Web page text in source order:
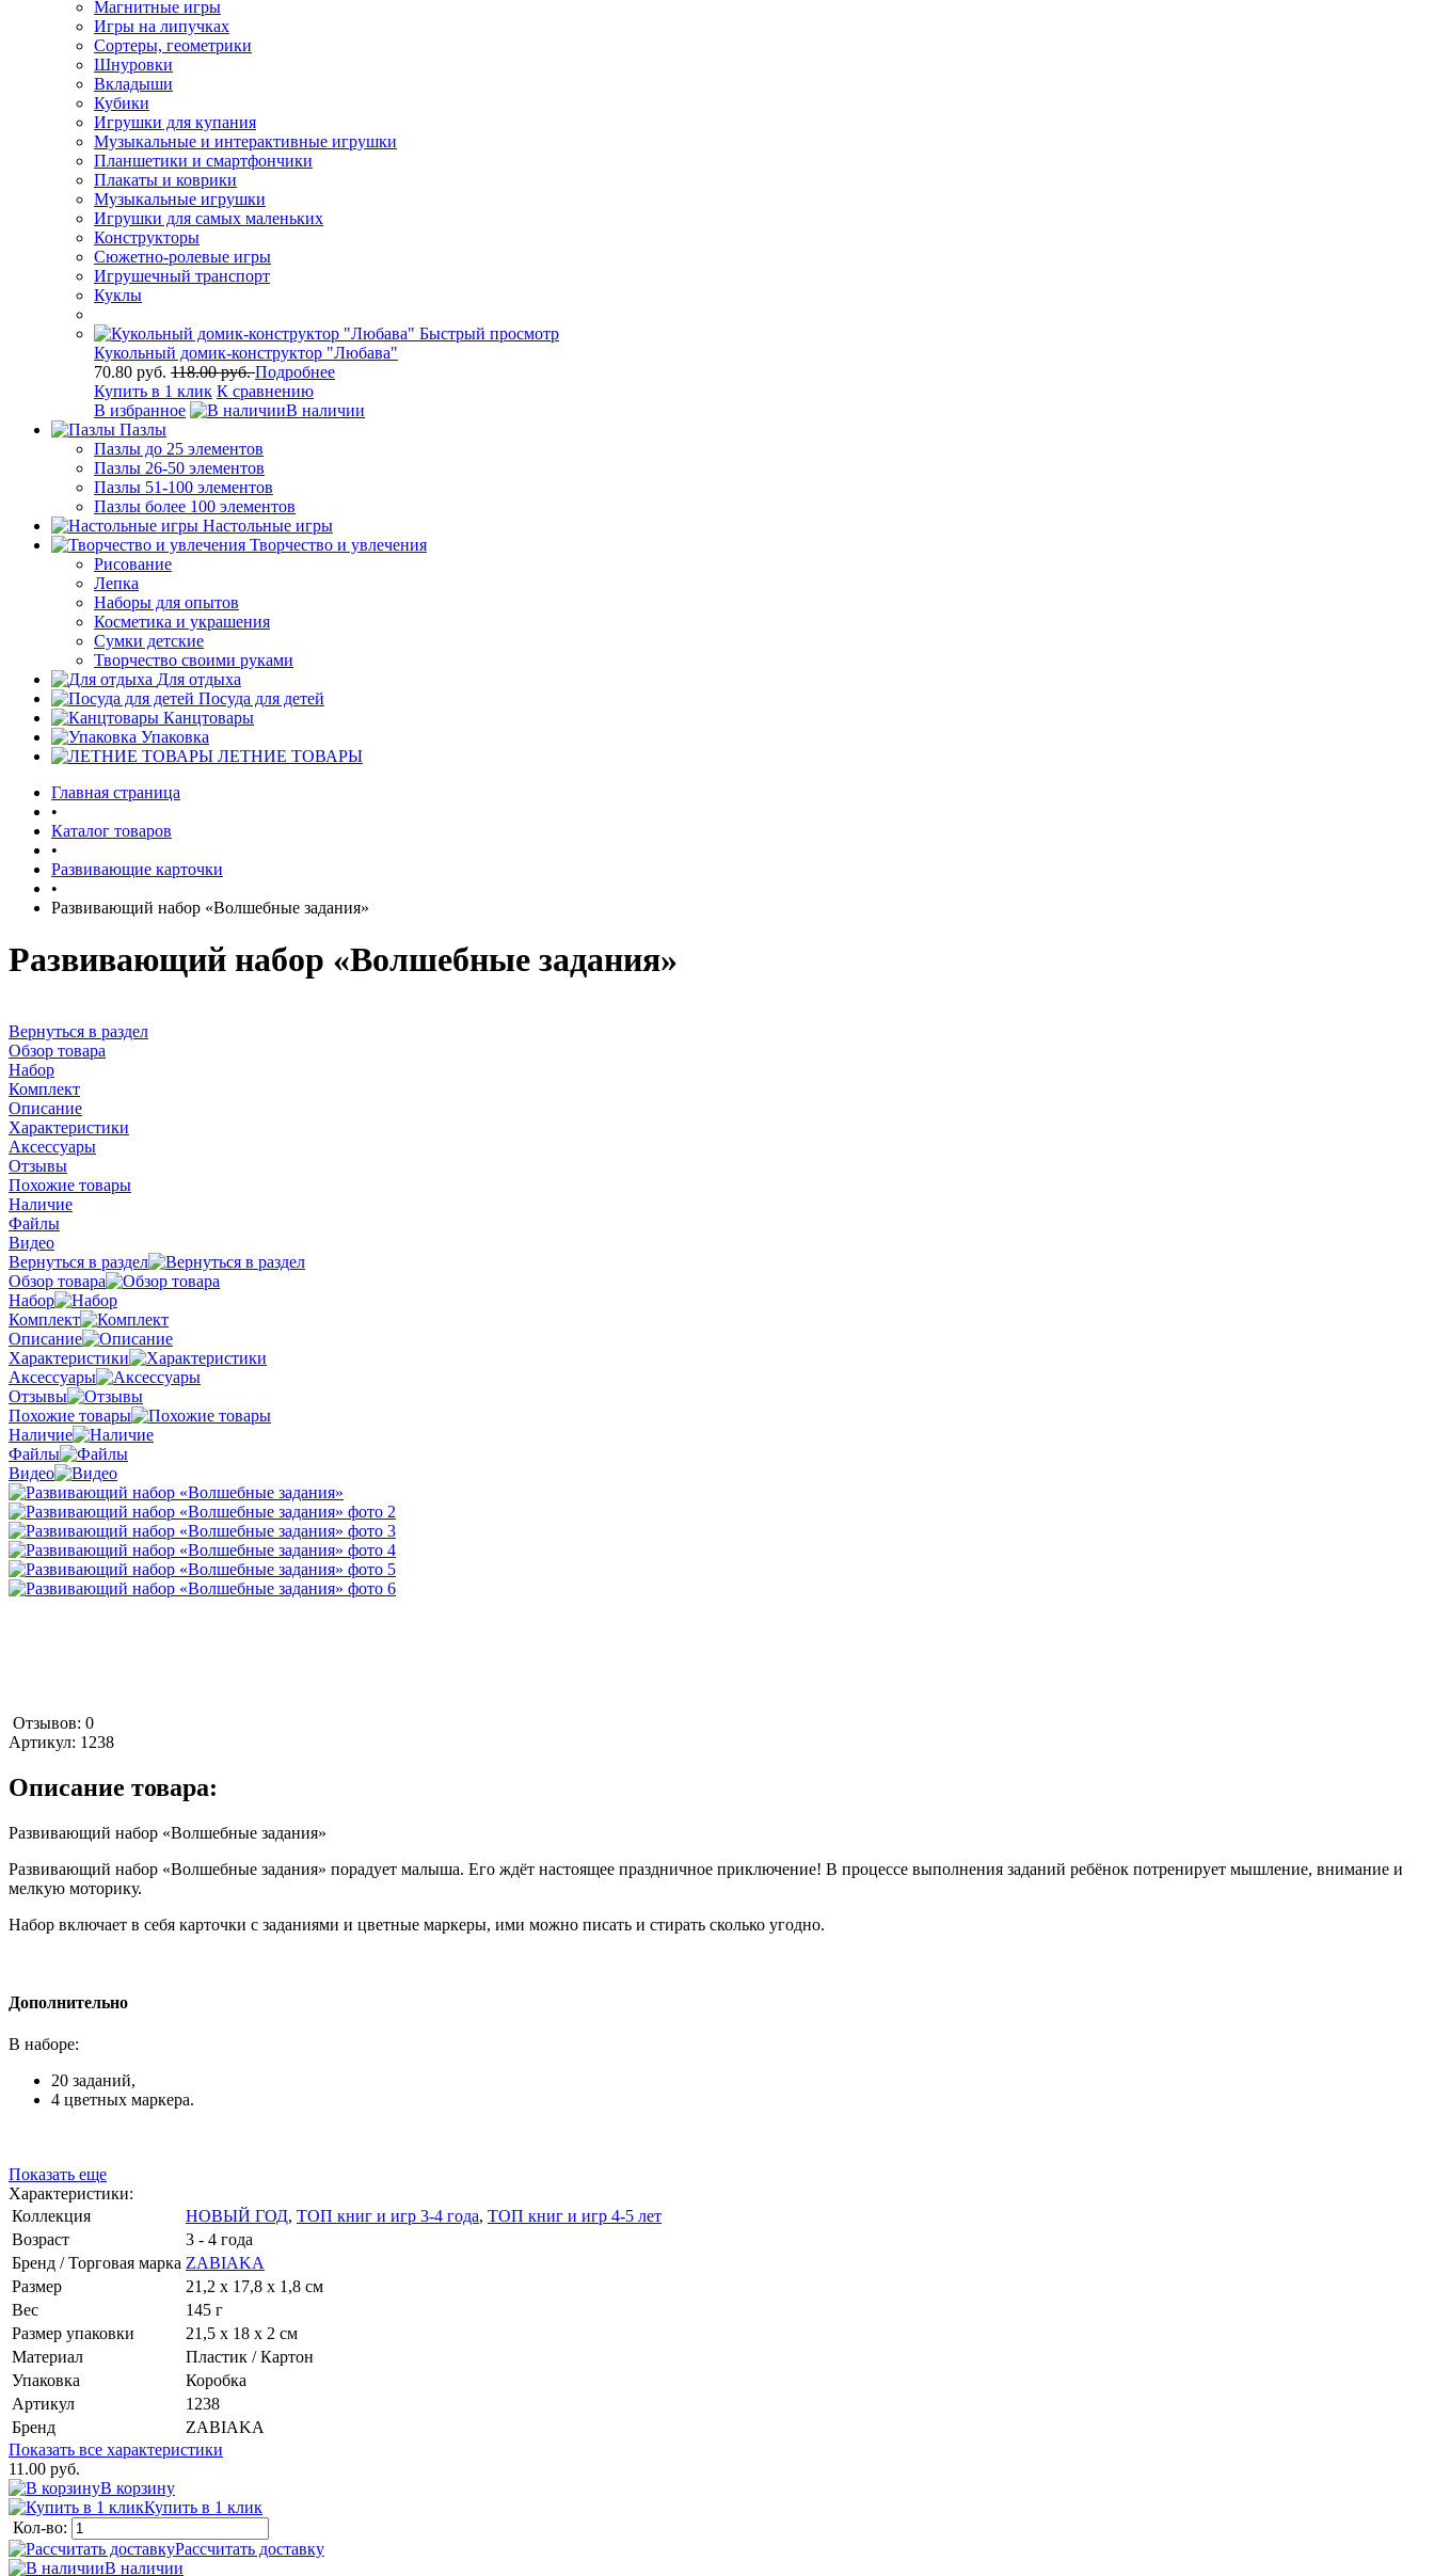
Магнитные игры
Игры на липучках
Сортеры, геометрики
Шнуровки
Вкладыши
Кубики
Игрушки для купания
Музыкальные и интерактивные игрушки
Планшетики и смартфончики
Плакаты и коврики
Музыкальные игрушки
Игрушки для самых маленьких
Конструкторы
Сюжетно-ролевые игры
Игрушечный транспорт
Куклы
Быстрый просмотр
Кукольный домик-конструктор "Любава"
70.80 руб. 118.00 руб.Подробнее
Купить в 1 клик К сравнению
В избранное
В наличии
Пазлы
Пазлы до 25 элементов
Пазлы 26-50 элементов
Пазлы 51-100 элементов
Пазлы более 100 элементов
Настольные игры
Творчество и увлечения
Рисование
Лепка
Наборы для опытов
Косметика и украшения
Сумки детские
Творчество своими руками
Для отдыха
Посуда для детей
Канцтовары
Упаковка
ЛЕТНИЕ ТОВАРЫ
Главная страница
•
Каталог товаров
•
Развивающие карточки
•
Развивающий набор «Волшебные задания»
Развивающий набор «Волшебные задания»
Вернуться в раздел
Обзор товара
Набор
Комплект
Описание
Характеристики
Аксессуары
Отзывы
Похожие товары
Наличие
Файлы
Видео
Вернуться в раздел
Обзор товара
Набор
Комплект
Описание
Характеристики
Аксессуары
Отзывы
Похожие товары
Наличие
Файлы
Видео
Отзывов: 0
Артикул: 1238
Описание товара:
Развивающий набор «Волшебные задания»
Развивающий набор «Волшебные задания» порадует малыша. Его ждёт настоящее праздничное приключение! В процессе выполнения заданий ребёнок потренирует мышление, внимание и
мелкую моторику.
Набор включает в себя карточки с заданиями и цветные маркеры, ими можно писать и стирать сколько угодно.
Дополнительно
В наборе:
20 заданий,
4 цветных маркера.
Показать еще
Характеристики:
Коллекция
НОВЫЙ ГОД, ТОП книг и игр 3-4 года, ТОП книг и игр 4-5 лет
Возраст
3 - 4 года
Бренд / Торговая марка ZABIAKA
Размер
21,2 х 17,8 х 1,8 см
Вес
145 г
Размер упаковки
21,5 х 18 х 2 см
Материал
Пластик / Картон
Упаковка
Коробка
Артикул
1238
Бренд
ZABIAKA
Показать все характеристики
11.00 руб.
В корзину
Купить в 1 клик
Кол-во:
Рассчитать доставку
В наличии